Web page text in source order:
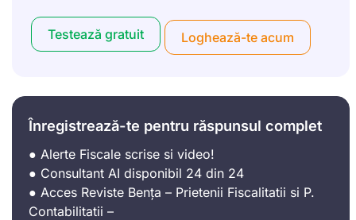
Testează gratuit Loghează-te acum
Înregistrează-te pentru răspunsul complet
● Alerte Fiscale scrise si video!
● Consultant AI disponibil 24 din 24
● Acces Reviste Bența – Prietenii Fiscalitatii si P.
Contabilitatii –